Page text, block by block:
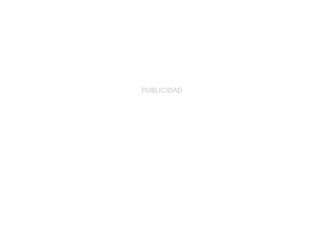
PUBLICIDAD